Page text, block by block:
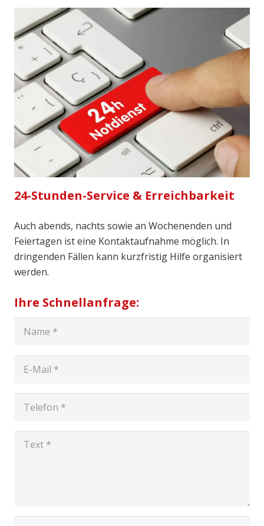
24-Stunden-Service & Erreichbarkeit
Auch abends, nachts sowie an Wochenenden und
Feiertagen ist eine Kontaktaufnahme möglich. In
dringenden Fällen kann kurzfristig Hilfe organisiert
werden.
Ihre Schnellanfrage: